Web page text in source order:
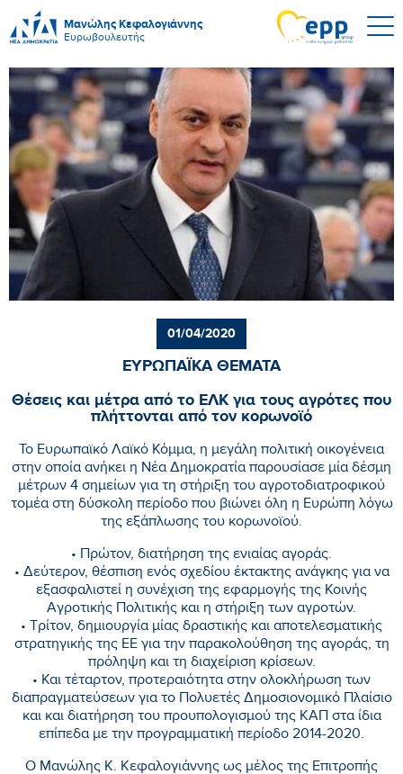
Μανώλης Κεφαλογιάννης
Ευρωβουλευτής
01/04/2020
ΕΥΡΩΠΑΪΚΑ ΘΕΜΑΤΑ
Θέσεις και μέτρα από το ΕΛΚ για τους αγρότες που
πλήττονται από τον κορωνοϊό
Το Ευρωπαϊκό Λαϊκό Κόμμα, η μεγάλη πολιτική οικογένεια
στην οποία ανήκει η Νέα Δημοκρατία παρουσίασε μία δέσμη
μέτρων 4 σημείων για τη στήριξη του αγροτοδιατροφικού
τομέα στη δύσκολη περίοδο που βιώνει όλη η Ευρώπη λόγω
της εξάπλωσης του κορωνοϊού.
• Πρώτον, διατήρηση της ενιαίας αγοράς.
• Δεύτερον, θέσπιση ενός σχεδίου έκτακτης ανάγκης για να
εξασφαλιστεί η συνέχιση της εφαρμογής της Κοινής
Αγροτικής Πολιτικής και η στήριξη των αγροτών.
• Τρίτον, δημιουργία μίας δραστικής και αποτελεσματικής
στρατηγικής της ΕΕ για την παρακολούθηση της αγοράς, τη
πρόληψη και τη διαχείριση κρίσεων.
• Και τέταρτον, προτεραιότητα στην ολοκλήρωση των
διαπραγματεύσεων για το Πολυετές Δημοσιονομικό Πλαίσιο
και και διατήρηση του προυπολογισμού της ΚΑΠ στα ίδια
επίπεδα με την προγραμματική περίοδο 2014-2020.
Ο Μανώλης Κ. Κεφαλογιάννης ως μέλος της Επιτροπής